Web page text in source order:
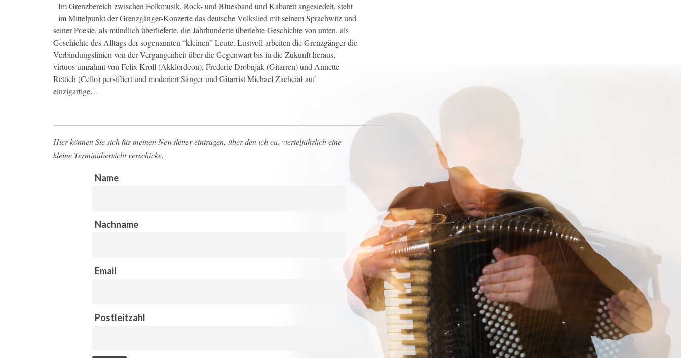
Im Grenzbereich zwischen Folkmusik, Rock- und Bluesband und Kabarett angesiedelt, steht
im Mittelpunkt der Grenzgänger-Konzerte das deutsche Volkslied mit seinem Sprachwitz und
seiner Poesie, als mündlich überlieferte, die Jahrhunderte überlebte Geschichte von unten, als
Geschichte des Alltags der sogenannten “kleinen” Leute. Lustvoll arbeiten die Grenzgänger die
Verbindungslinien von der Vergangenheit über die Gegenwart bis in die Zukunft heraus,
virtuos umrahmt von Felix Kroll (Akklordeon), Frederic Drobnjak (Gitarren) und Annette
Rettich (Cello) persifliert und moderiert Sänger und Gitarrist Michael Zachcial auf
einzigartige…
Hier können Sie sich für meinen Newsletter eintragen, über den ich ca. vierteljährlich eine
kleine Terminübersicht verschicke.
Name
Nachname
Email
Postleitzahl